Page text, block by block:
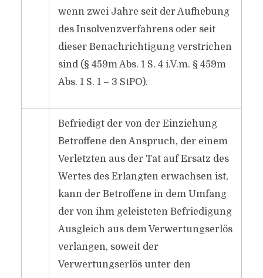
wenn zwei Jahre seit der Aufhebung
des Insolvenzverfahrens oder seit
dieser Benachrichtigung verstrichen
sind (§ 459m Abs. 1 S. 4 i.V.m. § 459m
Abs. 1 S. 1 – 3 StPO).
Befriedigt der von der Einziehung
Betroffene den Anspruch, der einem
Verletzten aus der Tat auf Ersatz des
Wertes des Erlangten erwachsen ist,
kann der Betroffene in dem Umfang
der von ihm geleisteten Befriedigung
Ausgleich aus dem Verwertungserlös
verlangen, soweit der
Verwertungserlös unter den